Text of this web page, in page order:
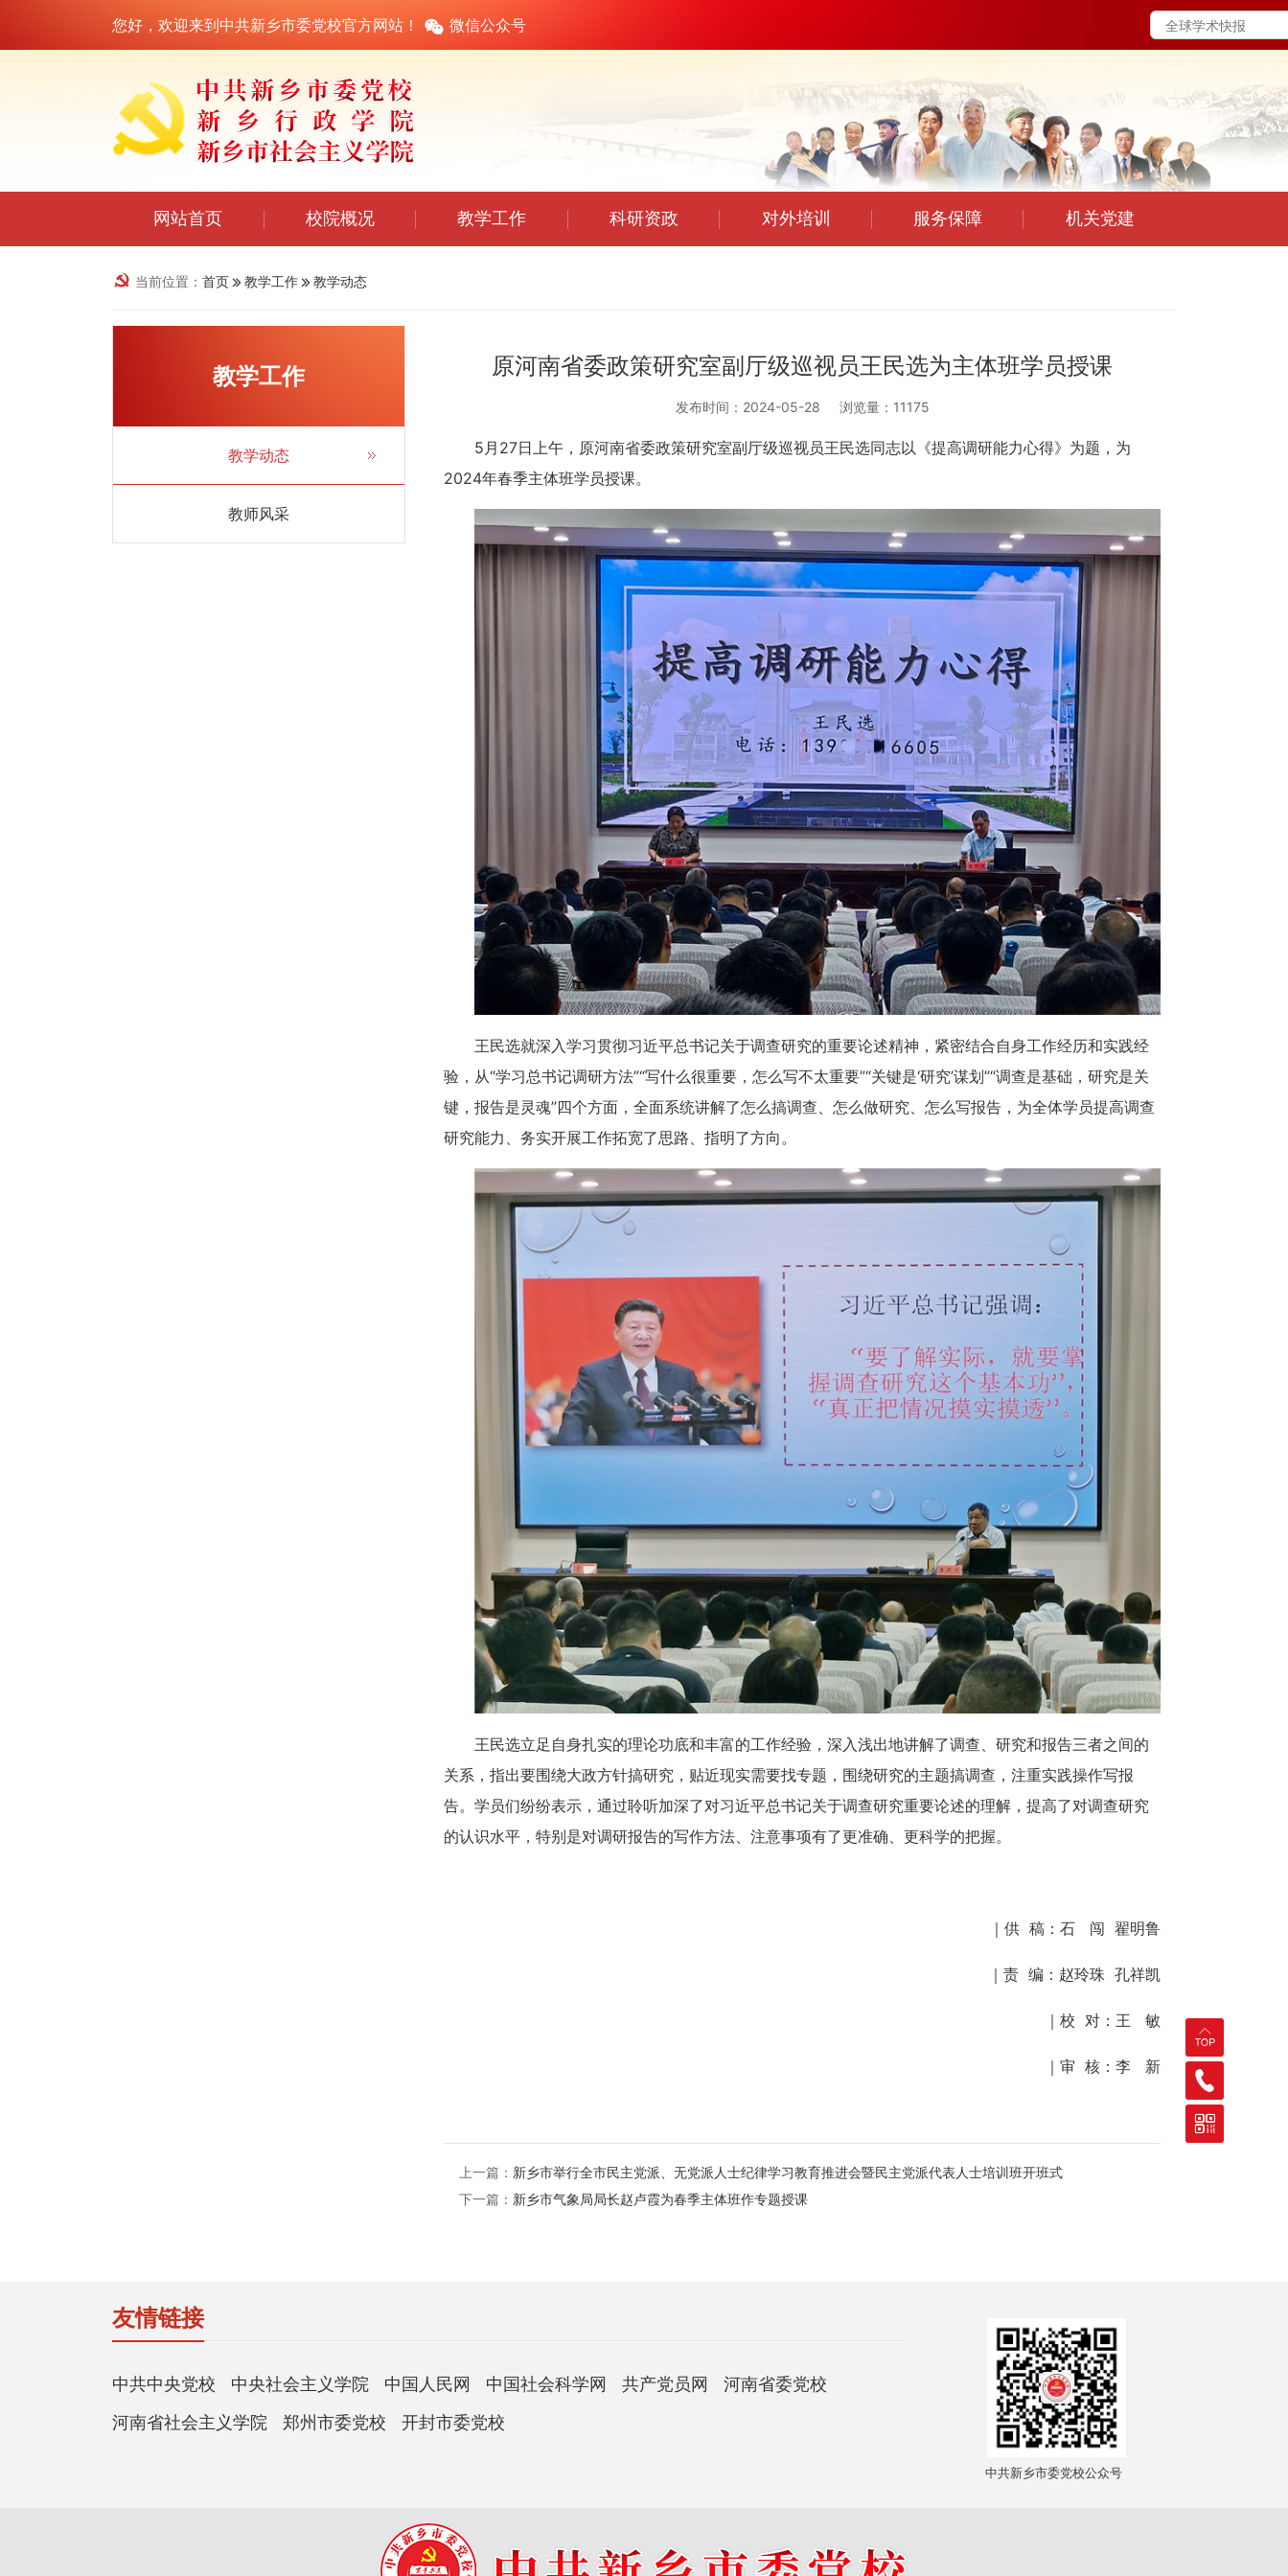
您好，欢迎来到中共新乡市委党校官方网站！ 微信公众号
网站首页 校院概况 教学工作 科研资政 对外培训 服务保障 机关党建
当前位置： 首页 教学工作 教学动态
教学工作
教学动态
教师风采
原河南省委政策研究室副厅级巡视员王民选为主体班学员授课
发布时间：2024-05-28 浏览量：11175
5月27日上午，原河南省委政策研究室副厅级巡视员王民选同志以《提高调研能力心得》为题，为
2024年春季主体班学员授课。
王民选就深入学习贯彻习近平总书记关于调查研究的重要论述精神，紧密结合自身工作经历和实践经
验，从“学习总书记调研方法”“写什么很重要，怎么写不太重要”“关键是‘研究’谋划”“调查是基础，研究是关
键，报告是灵魂”四个方面，全面系统讲解了怎么搞调查、怎么做研究、怎么写报告，为全体学员提高调查
研究能力、务实开展工作拓宽了思路、指明了方向。
王民选立足自身扎实的理论功底和丰富的工作经验，深入浅出地讲解了调查、研究和报告三者之间的
关系，指出要围绕大政方针搞研究，贴近现实需要找专题，围绕研究的主题搞调查，注重实践操作写报
告。学员们纷纷表示，通过聆听加深了对习近平总书记关于调查研究重要论述的理解，提高了对调查研究
的认识水平，特别是对调研报告的写作方法、注意事项有了更准确、更科学的把握。
｜供 稿：石 闯 翟明鲁
｜责 编：赵玲珠 孔祥凯
｜校 对：王 敏
｜审 核：李 新
上一篇： 新乡市举行全市民主党派、无党派人士纪律学习教育推进会暨民主党派代表人士培训班开班式
下一篇： 新乡市气象局局长赵卢霞为春季主体班作专题授课
友情链接
中共中央党校 中央社会主义学院 中国人民网 中国社会科学网 共产党员网
河南省委党校
河南省社会主义学院
郑州市委党校 开封市委党校
中共新乡市委党校公众号